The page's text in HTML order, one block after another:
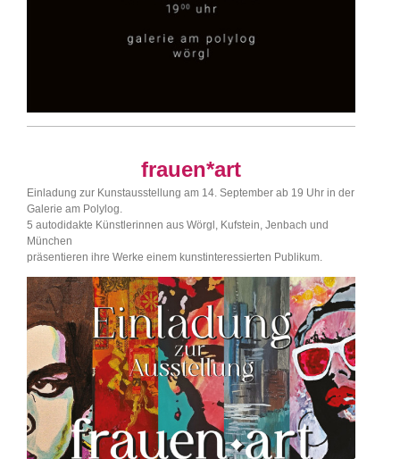
frauen*art
Einladung zur Kunstausstellung am 14. September ab 19 Uhr in der
Galerie am Polylog.
5 autodidakte Künstlerinnen aus Wörgl, Kufstein, Jenbach und
München
präsentieren ihre Werke einem kunstinteressierten Publikum.